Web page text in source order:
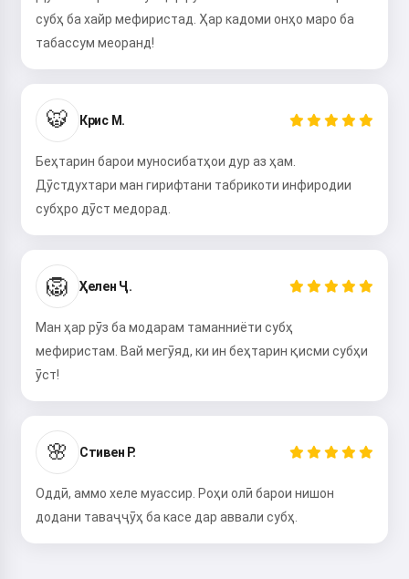
субҳ ба хайр мефиристад. Ҳар кадоми онҳо маро ба
табассум меоранд!
🐯 Крис М.
Беҳтарин барои муносибатҳои дур аз ҳам.
Дӯстдухтари ман гирифтани табрикоти инфиродии
субҳро дӯст медорад.
🦁 Ҳелен Ҷ.
Ман ҳар рӯз ба модарам таманниёти субҳ
мефиристам. Вай мегӯяд, ки ин беҳтарин қисми субҳи
ӯст!
🌸 Стивен Р.
Оддӣ, аммо хеле муассир. Роҳи олӣ барои нишон
додани таваҷҷӯҳ ба касе дар аввали субҳ.